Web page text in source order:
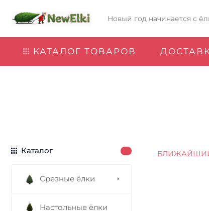
Новый год начинается с
КАТАЛОГ ТОВАРОВ
Каталог
Срезные ёлки
Настольные ёлки